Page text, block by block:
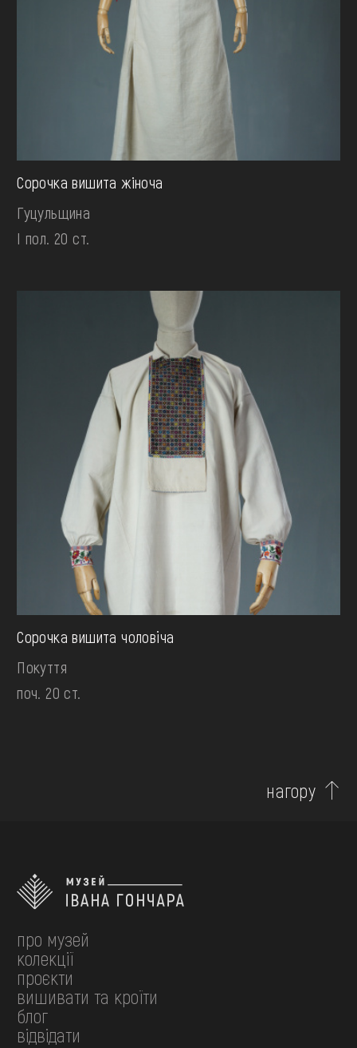
Сорочка вишита жіноча
Гуцульщина
І пол. 20 ст.
Сорочка вишита чоловiча
Покуття
поч. 20 ст.
нагору
про музей
колекції
проєкти
вишивати та кроїти
блог
відвідати